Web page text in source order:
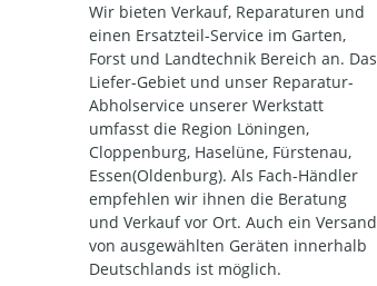
Wir bieten Verkauf, Reparaturen und
einen Ersatzteil-Service im Garten,
Forst und Landtechnik Bereich an. Das
Liefer-Gebiet und unser Reparatur-
Abholservice unserer Werkstatt
umfasst die Region Löningen,
Cloppenburg, Haselüne, Fürstenau,
Essen(Oldenburg). Als Fach-Händler
empfehlen wir ihnen die Beratung
und Verkauf vor Ort. Auch ein Versand
von ausgewählten Geräten innerhalb
Deutschlands ist möglich.